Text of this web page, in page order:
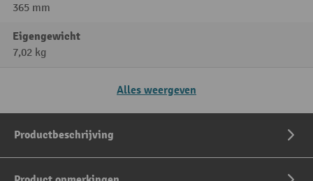
365 mm
Eigengewicht
7,02 kg
Alles weergeven
Productbeschrijving